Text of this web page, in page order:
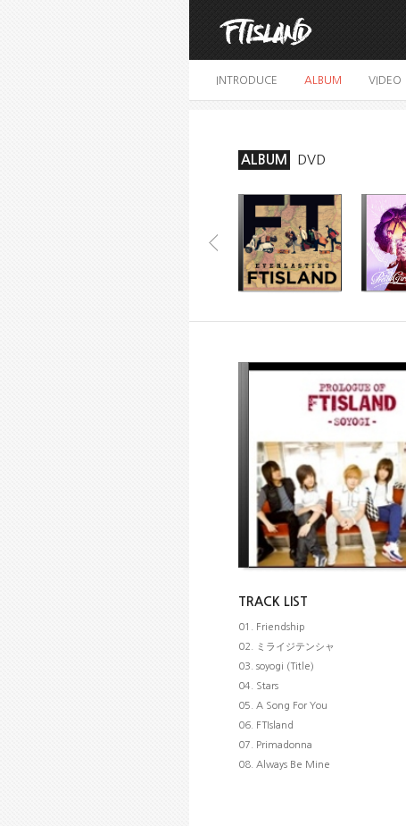
INTRODUCE ALBUM VIDEO
ALBUM DVD
TRACK LIST
01. Friendship
02. ミライジテンシャ
03. soyogi (Title)
04. Stars
05. A Song For You
06. FTIsland
07. Primadonna
08. Always Be Mine